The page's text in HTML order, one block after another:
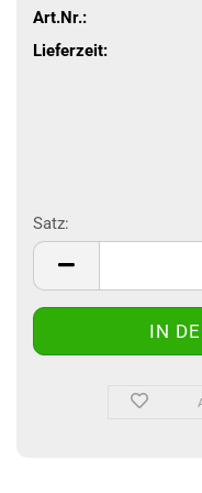
Art.Nr.:
Lieferzeit:
Satz:
Satz